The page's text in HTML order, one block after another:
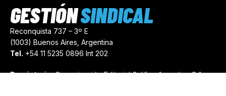
Reconquista 737 – 3º E
(1003) Buenos Aires, Argentina
Tel. +54 11 5235 0896 Int 202
Propietario:Comunicación Editorial Gráfica Argentina S.A.
GESTIÓNSINDICAL